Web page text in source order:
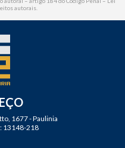
autorais
1677 - Paulinia
13148-218